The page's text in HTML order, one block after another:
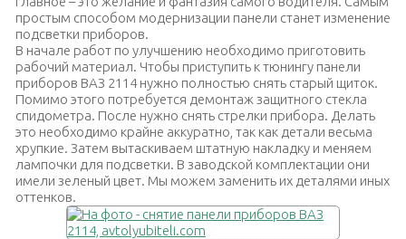
простым способом модернизации панели станет изменение
подсветки приборов.
В начале работ по улучшению необходимо приготовить
рабочий материал. Чтобы приступить к тюнингу панели
приборов ВАЗ 2114 нужно полностью снять старый щиток.
Помимо этого потребуется демонтаж защитного стекла
спидометра. После нужно снять стрелки прибора. Делать
это необходимо крайне аккуратно, так как детали весьма
хрупкие. Затем вытаскиваем штатную накладку и меняем
лампочки для подсветки. В заводской комплектации они
имели зеленый цвет. Мы можем заменить их деталями иных
оттенков.